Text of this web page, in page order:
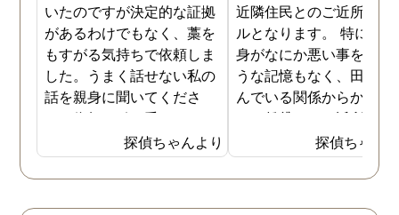
ことがゴールという中で
弁護士さんとも連携して
様々なアドバイスをいた
き、無事親権を獲得する
とができました。 本当
りがとうございました！
かげさまで子どもと３人
良く暮らせてます！！
当時の私と同じように思
いたのですが決定的な証拠
があるわけでもなく、藁を
もすがる気持ちで依頼しま
した。うまく話せない私の
話を親身に聞いてくださ
り、依頼を引き受けてくだ
さりました。依頼期間中、
定期的に報告をくださるの
で心強かったです。また証
探偵ちゃんより
近隣住民とのご近所トラ
ルとなります。 特に自
身がなにか悪い事をした
うな記憶もなく、田舎に
んでいる関係からかアパ
トの賃貸でもご近所さん
のあいさつ程度のやり取
は会う度にありました。
る日を境に、家の前にゴ
探偵ちゃん